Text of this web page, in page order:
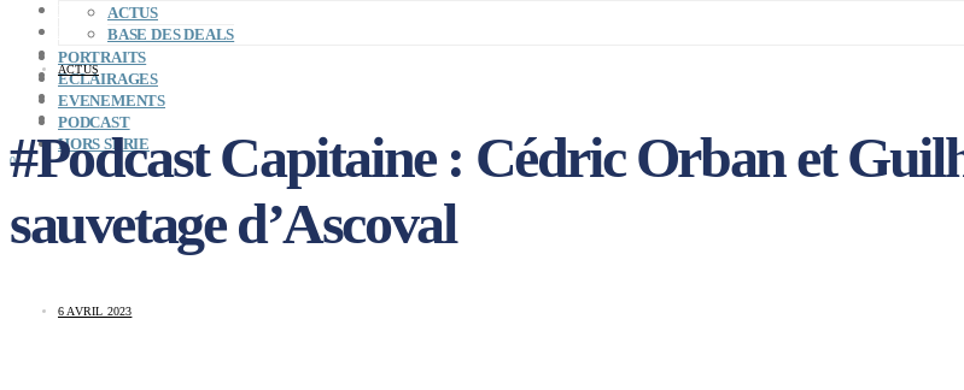
LE MAG
ENTREPRISES A REPRENDRE
MAYDAY JOB
CARTE DE FRANCE
NOS SOLUTIONS
CONNEXION
0
ACTUS
BASE DES DEALS
PORTRAITS
ECLAIRAGES
EVENEMENTS
PODCAST
HORS SERIE
ACTUS
#Podcast Capitaine : Cédric Orban et
sauvetage d’Ascoval
6 AVRIL 2023